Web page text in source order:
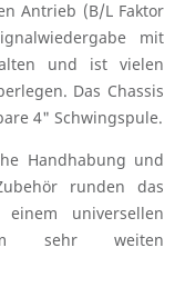
Antrieb (B/L Faktor
mit
und ist vielen
Das Chassis
4" Schwingspule.
Handhabung und
runden das
universellen
sehr weiten